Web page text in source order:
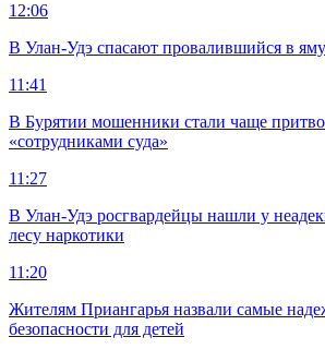
12:06
В Улан-Удэ спасают провалившийся в
11:41
В Бурятии мошенники стали чаще
«сотрудниками суда»
11:27
В Улан-Удэ росгвардейцы нашли у
лесу наркотики
11:20
Жителям Приангарья назвали самые
безопасности для детей